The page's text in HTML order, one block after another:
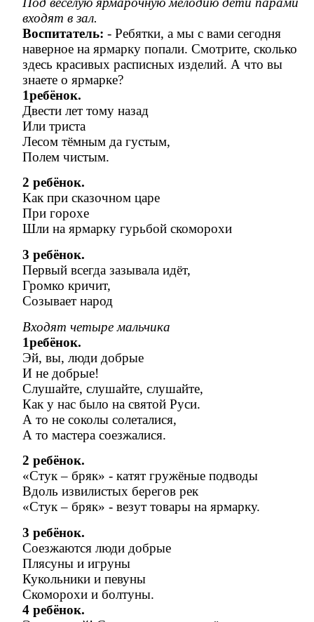
входят в зал.
Воспитатель: - Ребятки, а мы с вами сегодня
наверное на ярмарку попали. Смотрите, сколько
здесь красивых расписных изделий. А что вы
знаете о ярмарке?
1ребёнок.
Двести лет тому назад
Или триста
Лесом тёмным да густым,
Полем чистым.
2 ребёнок.
Как при сказочном царе
При горохе
Шли на ярмарку гурьбой скоморохи
3 ребёнок.
Первый всегда зазывала идёт,
Громко кричит,
Созывает народ
Входят четыре мальчика
1ребёнок.
Эй, вы, люди добрые
И не добрые!
Слушайте, слушайте, слушайте,
Как у нас было на святой Руси.
А то не соколы солеталися,
А то мастера соезжалися.
2 ребёнок.
«Стук – бряк» - катят гружёные подводы
Вдоль извилистых берегов рек
«Стук – бряк» - везут товары на ярмарку.
3 ребёнок.
Соезжаются люди добрые
Плясуны и игруны
Кукольники и певуны
Скоморохи и болтуны.
4 ребёнок.